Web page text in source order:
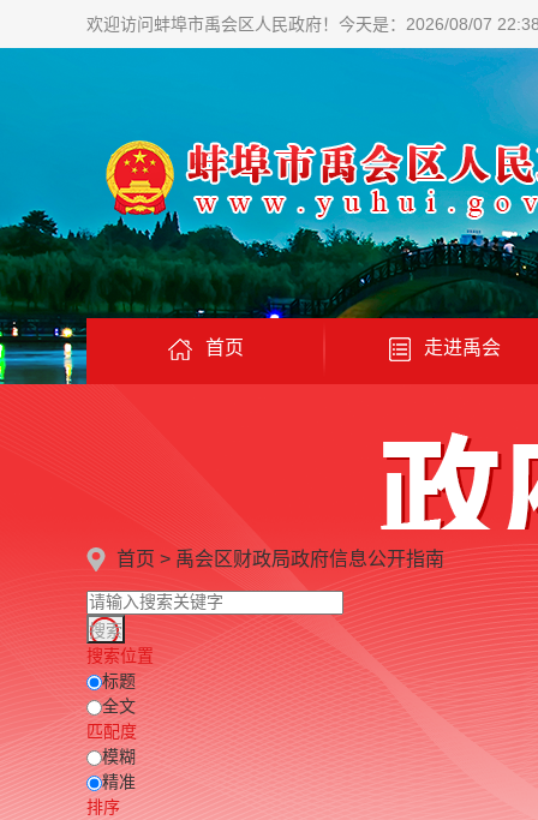
欢迎访问蚌埠市禹会区人民政府！ 今天是：2026/08/07
首页 走进禹会
首页 > 禹会区财政局政府信息公开指南
搜索位置
标题
全文
匹配度
模糊
精准
排序